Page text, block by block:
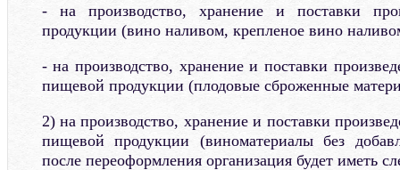
- на производство, хранение и поставки
продукции (вино наливом, крепленое вино
- на производство, хранение и поставки
пищевой продукции (плодовые сброженные
2) на производство, хранение и поставки
пищевой продукции (виноматериалы без
после переоформления организация будет иметь